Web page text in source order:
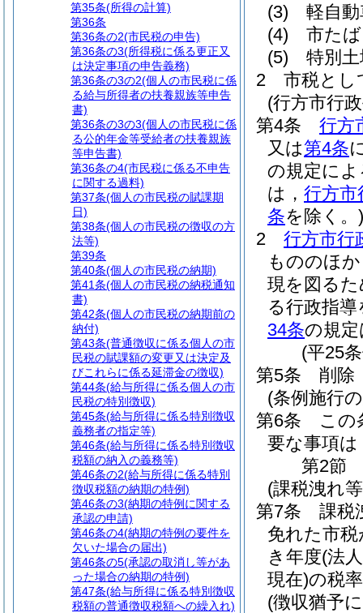
(3)
軽自
(4)
市た
(5)
特別
2
市税とし
(行方市行
第4条
行方
又は第4条
の規定に
は， 行方市
条を除く。)
2
行方市行
もののほ
現を図る
る行政指
34条の規
(平25
第5条
削除
(条例施行
第6条
この
要な事項
第2節
(課税洩れ
第7条
課税
免れた市
き年度(法
現在)の税
(徴収猶予
第35条(所得の計算)
第36条
第36条の2(市民税の申告)
第36条の3(所得税に係る更正又
は決定事項の申告義務)
第36条の3の2(個人の市民税に係
る給与所得者の扶養親族等申告
書)
第36条の3の3(個人の市民税に係
る公的年金等受給者の扶養親族
等申告書)
第36条の4(市民税に係る不申告
に関する過料)
第37条(個人の市民税の賦課期
日)
第38条(個人の市民税の徴収の方
法等)
第39条
第40条(個人の市民税の納期)
第41条(個人の市民税の納税通知
書)
第42条(個人の市民税の納期前の
納付)
第43条(普通徴収に係る個人の市
民税の賦課額の変更又は決定及
びこれらに係る延滞金の徴収)
第44条(給与所得に係る個人の市
民税の特別徴収)
第45条(給与所得に係る特別徴収
義務者の指定等)
第46条(給与所得に係る特別徴収
税額の納入の義務等)
第46条の2(給与所得に係る特別
徴収税額の納期の特例)
第46条の3(納期の特例に関する
承認の申請)
第46条の4(納期の特例の要件を
欠いた場合の届出)
第46条の5(承認の取消し等があ
った場合の納期の特例)
第47条(給与所得に係る特別徴収
税額の普通徴収税額への繰入れ)